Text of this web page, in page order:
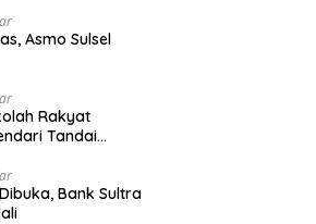
Bank Sultra Pimpin Klasemen
Medali
Asmo Sulsel
Rakyat
Tandai
Bank Sultra